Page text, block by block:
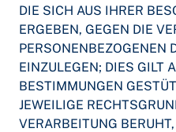
DIE SICH AUS IHRER
ERGEBEN, GEGEN DIE
PERSONENBEZOGENEN
EINZULEGEN; DIES GILT
BESTIMMUNGEN
JEWEILIGE
VERARBEITUNG